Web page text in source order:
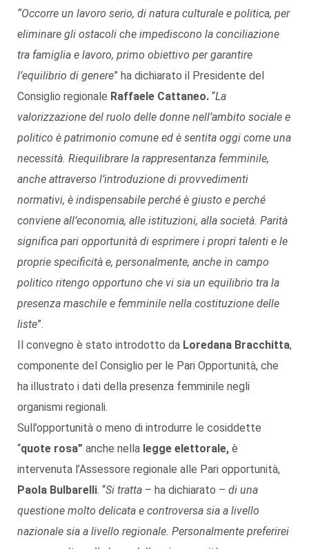
“Occorre un lavoro serio, di natura culturale e politica, per
eliminare gli ostacoli che impediscono la conciliazione
tra famiglia e lavoro, primo obiettivo per garantire
l’equilibrio di genere” ha dichiarato il Presidente del
Consiglio regionale Raffaele Cattaneo. “La
valorizzazione del ruolo delle donne nell’ambito sociale e
politico è patrimonio comune ed è sentita oggi come una
necessità. Riequilibrare la rappresentanza femminile,
anche attraverso l’introduzione di provvedimenti
normativi, è indispensabile perché è giusto e perché
conviene all’economia, alle istituzioni, alla società. Parità
significa pari opportunità di esprimere i propri talenti e le
proprie specificità e, personalmente, anche in campo
politico ritengo opportuno che vi sia un equilibrio tra la
presenza maschile e femminile nella costituzione delle
liste”.
Il convegno è stato introdotto da Loredana Bracchitta,
componente del Consiglio per le Pari Opportunità, che
ha illustrato i dati della presenza femminile negli
organismi regionali.
Sull’opportunità o meno di introdurre le cosiddette
“quote rosa” anche nella legge elettorale, è
intervenuta l’Assessore regionale alle Pari opportunità,
Paola Bulbarelli. “Si tratta – ha dichiarato – di una
questione molto delicata e controversa sia a livello
nazionale sia a livello regionale. Personalmente preferirei